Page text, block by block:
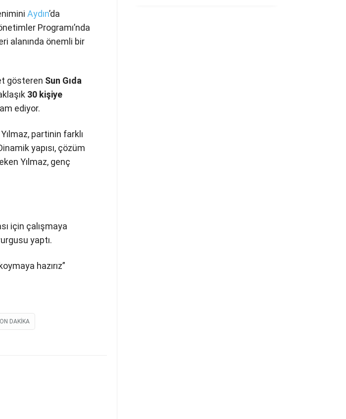
Aydın’da
Programı’nda
alanında önemli bir
gösteren Sun Gıda
30 kişiye
ediyor.
partinin farklı
yapısı, çözüm
Yılmaz, genç
için çalışmaya
yaptı.
hazırız”
DAKIKA